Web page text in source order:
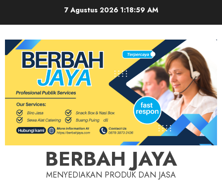
7 Agustus 2026 1:19:00 AM
BERBAH JAYA
MENYEDIAKAN PRODUK DAN JASA